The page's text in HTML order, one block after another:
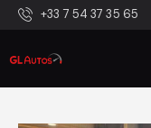
+33 7 54 37 35 65